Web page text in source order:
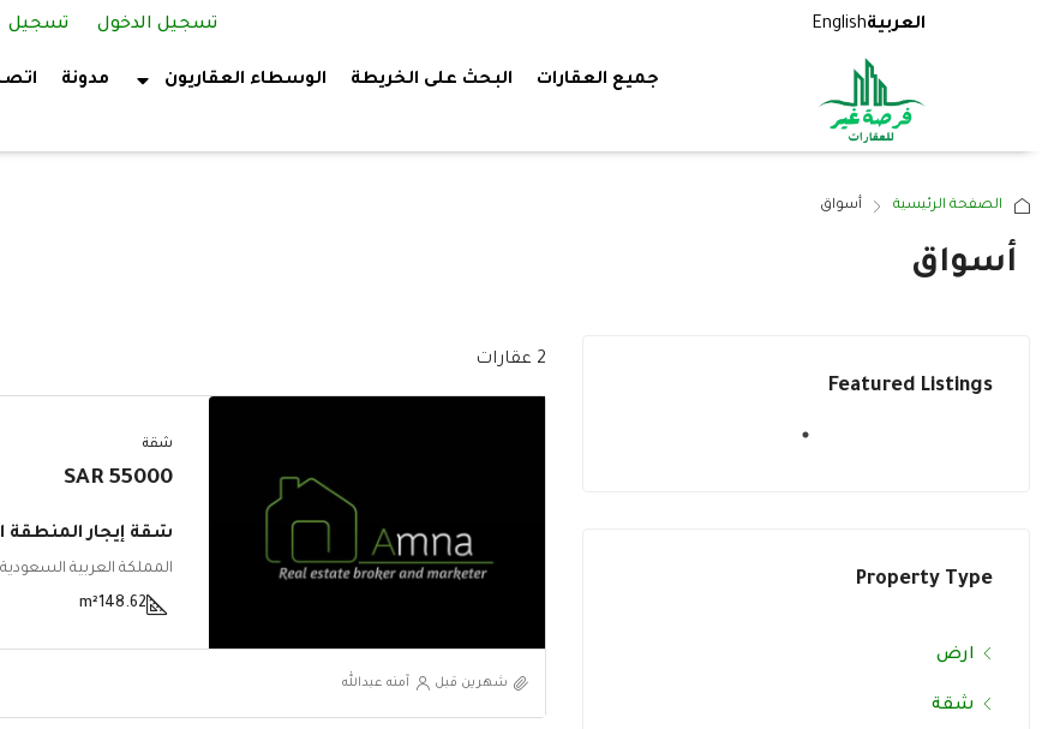
العربيةEnglish تسجيل الدخول تسجيل
جميع العقارات البحث على الخريطة الوسطاء العقاريون مدونة
الصفحة الرئيسية أسواق
أسواق
2 عقارات
شقة
55000 SAR
شقة إيجار المنطقة
148.62
m²
‏شهرين قبل آمنه عبدالله
Featured Listings
Property Type
ارض
شقة